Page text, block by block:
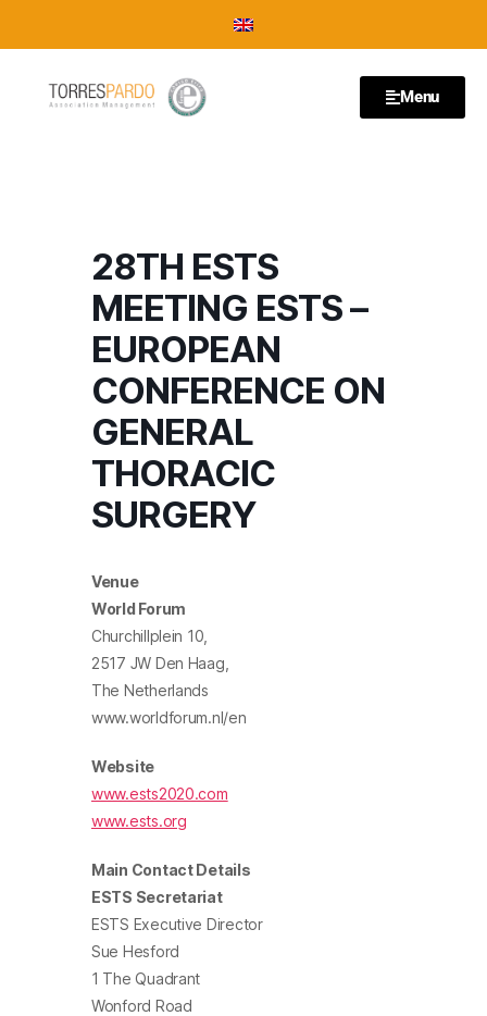
Menu
28TH ESTS
MEETING ESTS –
EUROPEAN
CONFERENCE ON
GENERAL
THORACIC
SURGERY
Venue
World Forum
Churchillplein 10,
2517 JW Den Haag,
The Netherlands
www.worldforum.nl/en
Website
www.ests2020.com
www.ests.org
Main Contact Details
ESTS Secretariat
ESTS Executive Director
Sue Hesford
1 The Quadrant
Wonford Road